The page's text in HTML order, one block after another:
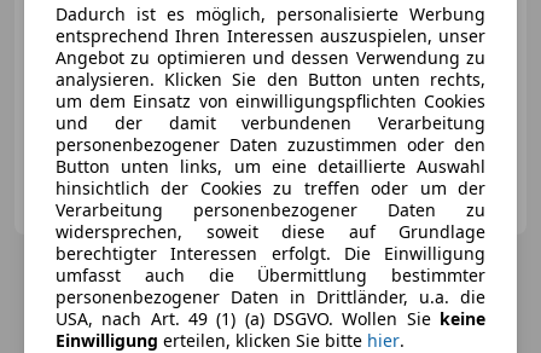
01/1998 130 765 km Benzin 221 kW (300 PS)
Autohaus Haidacher Zillertal
AT-6280 Zell am Ziller
Dadurch ist es möglich, personalisierte Werbung
entsprechend Ihren Interessen auszuspielen, unser
Angebot zu optimieren und dessen Verwendung zu
analysieren. Klicken Sie den Button unten rechts,
um dem Einsatz von einwilligungspflichten Cookies
und der damit verbundenen Verarbeitung
personenbezogener Daten zuzustimmen oder den
Button unten links, um eine detaillierte Auswahl
hinsichtlich der Cookies zu treffen oder um der
Verarbeitung personenbezogener Daten zu
widersprechen, soweit diese auf Grundlage
berechtigter Interessen erfolgt. Die Einwilligung
umfasst auch die Übermittlung bestimmter
personenbezogener Daten in Drittländer, u.a. die
USA, nach Art. 49 (1) (a) DSGVO. Wollen Sie keine
Einwilligung erteilen, klicken Sie bitte hier.